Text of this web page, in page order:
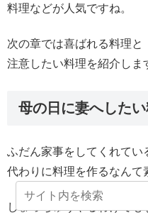
料理などが人気ですね。
次の章では喜ばれる料理と
注意したい料理を紹介しま
母の日に妻へした
ふだん家事をしてくれてい
代わりに料理を作るなんて
しょっちゅうやるわけでも